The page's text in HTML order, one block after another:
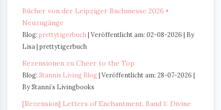
Bücher von der Leipziger Buchmesse 2026 •
Neuzugänge
Blog: prettytigerbuch Veröffentlicht am: 02-08-2026
By
Lisa | prettytigerbuch
Rezensionen zu Cheer to the Top
Blog: Stannis Living Blog Veröffentlicht am: 28-07-2026
By Stanni´s Livingbooks
[Rezension] Letters of Enchantment, Band 1: Divine